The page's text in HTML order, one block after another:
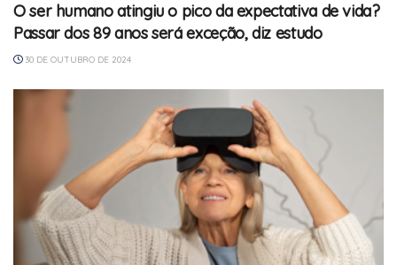
O ser humano atingiu o pico da expectativa de vida?
Passar dos 89 anos será exceção, diz estudo
30 DE OUTUBRO DE 2024